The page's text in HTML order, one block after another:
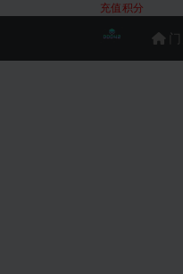
充值积分